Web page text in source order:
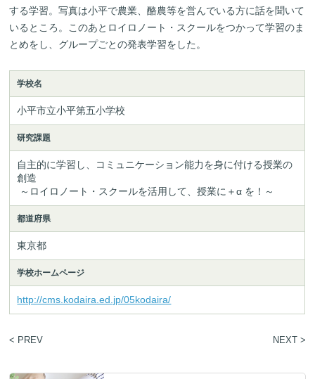
する学習。写真は小平で農業、酪農等を営んでいる方に話を聞いて
いるところ。このあとロイロノート・スクールをつかって学習のま
とめをし、グループごとの発表学習をした。
学校名
小平市立小平第五小学校
研究課題
自主的に学習し、コミュニケーション能力を身に付ける授業の
創造
～ロイロノート・スクールを活用して、授業に＋α を！～
都道府県
東京都
学校ホームページ
http://cms.kodaira.ed.jp/05kodaira/
< PREV NEXT >